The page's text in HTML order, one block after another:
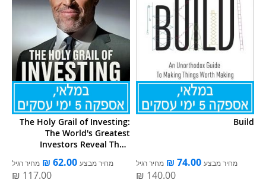
The Holy Grail of Investing:
The World's Greatest
Investors Reveal Their
מחיר מבצע מחיר רגיל
Build
מחיר מבצע מחיר רגיל